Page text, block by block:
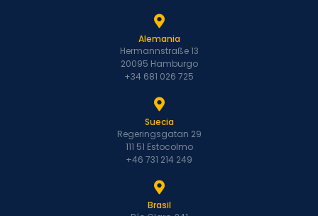
Alemania
Hermannstraße 13
20095 Hamburgo
+34 681 026 725
Suecia
Regeringsgatan 29
111 51 Estocolmo
+46 731 214 249
Brasil